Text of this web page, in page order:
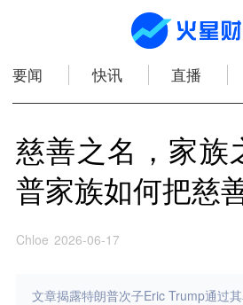
要闻 快讯 直播
慈善之名，家族
普家族如何把慈
Chloe 2026-06-17
文章揭露特朗普次子Eric Trump通过